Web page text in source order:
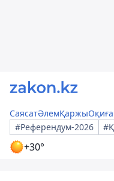
СаясатӘлемҚаржыОқиға
#Референдум-2026
+30°